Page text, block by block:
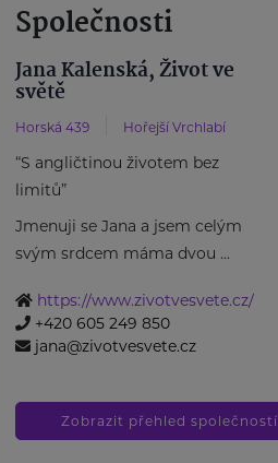
Společnosti
Jana Kalenská, Život ve
světě
Horská 439 Hořejší Vrchlabí
“S angličtinou životem bez
limitů”
Jmenuji se Jana a jsem celým
svým srdcem máma dvou ...
https://www.zivotvesvete.cz/
+420 605 249 850
jana@zivotvesvete.cz
Zobrazit přehled společností